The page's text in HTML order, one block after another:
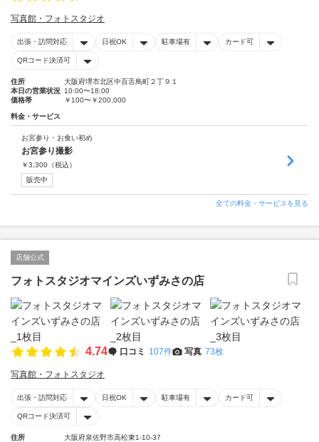
写真館・フォトスタジオ
出張・訪問対応 日祝OK 駐車場有 カード可
QRコード決済可
住所
大阪府堺市北区中百舌鳥町２丁９１
本日の営業状況 10:00〜18:00
価格帯
￥100〜￥200,000
料金・サービス
お宮参り・お食い初め
お宮参り撮影
￥3,300 （税込）
販売中
全ての料金・サービスを見る
店舗公式
フォトスタジオマインズいずみさの店
4.74 口コミ 107件 写真 73枚
写真館・フォトスタジオ
出張・訪問対応 日祝OK 駐車場有 カード可
QRコード決済可
住所
大阪府泉佐野市高松東1-10-37